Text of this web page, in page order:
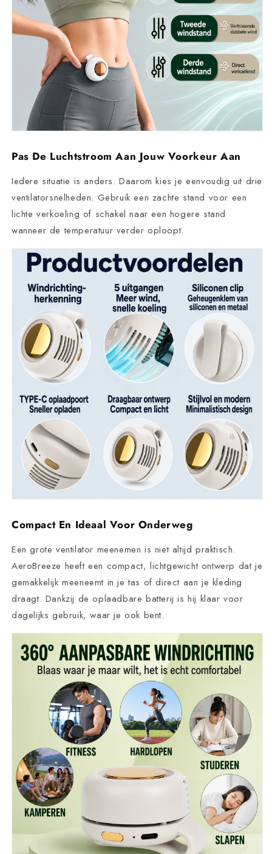
Pas De Luchtstroom Aan Jouw Voorkeur Aan
Iedere situatie is anders. Daarom kies je eenvoudig uit drie
ventilatorsnelheden. Gebruik een zachte stand voor een
lichte verkoeling of schakel naar een hogere stand
wanneer de temperatuur verder oploopt.
Compact En Ideaal Voor Onderweg
Een grote ventilator meenemen is niet altijd praktisch.
AeroBreeze heeft een compact, lichtgewicht ontwerp dat je
gemakkelijk meeneemt in je tas of direct aan je kleding
draagt. Dankzij de oplaadbare batterij is hij klaar voor
dagelijks gebruik, waar je ook bent.